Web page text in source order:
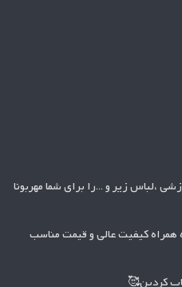
،لباس زیر و ...را برای شما مهربونا
همراه کیفیت عالی و قیمت مناسب
کردین🥰